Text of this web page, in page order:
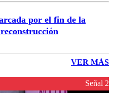
por el fin de la
VER MÁS
Señal 2